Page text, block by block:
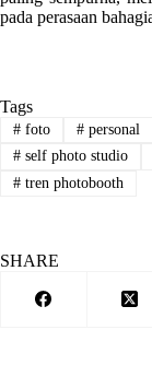
pada perasaan
Tags
#foto #personal
#self photo studio
#tren photobooth
SHARE